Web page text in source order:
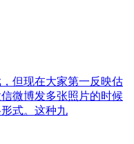
但现在大家第一反映估
微博发多张照片的时候
式。这种九